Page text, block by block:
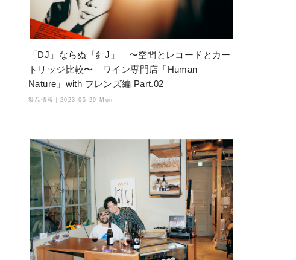
「DJ」ならぬ「針J」 〜空間とレコードとカー
トリッジ比較〜 ワイン専門店「Human
Nature」with フレンズ編 Part.02
製品情報｜ 2023.05.29 Mon